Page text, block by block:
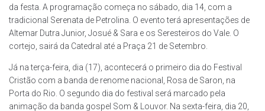
da festa. A programação começa no sábado, dia 14, com a
tradicional Serenata de Petrolina. O evento terá apresentações de
Altemar Dutra Junior, Josué & Sara e os Seresteiros do Vale. O
cortejo, sairá da Catedral até a Praça 21 de Setembro.
Já na terça-feira, dia (17), acontecerá o primeiro dia do Festival
Cristão com a banda de renome nacional, Rosa de Saron, na
Porta do Rio. O segundo dia do festival será marcado pela
animação da banda gospel Som & Louvor. Na sexta-feira, dia 20,